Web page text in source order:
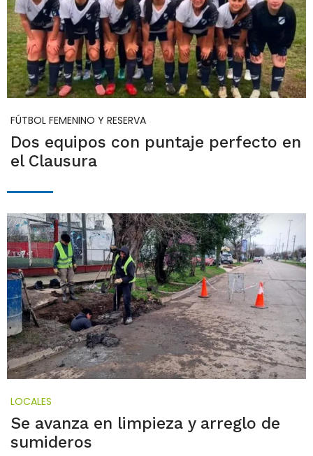
FÚTBOL FEMENINO Y RESERVA
Dos equipos con puntaje perfecto en
el Clausura
LOCALES
Se avanza en limpieza y arreglo de
sumideros